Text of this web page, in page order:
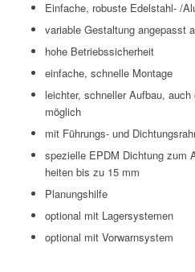
Ein­fache, robuste Edel­stahl- /
vari­able Gestal­tung angepasst
hohe Betrieb­ssicher­heit
ein­fache, schnelle Montage
leichter, schneller Auf­bau,
möglich
mit Führungs- und
spezielle EPDM Dich­tung zum
heit­en bis zu 15 mm
Pla­nung­shil­fe
option­al mit Lagersystemen
option­al mit Vorwarnsystem